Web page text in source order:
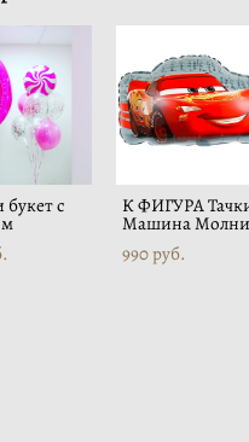
с К ФИГУРА
Машина
990 pуб.